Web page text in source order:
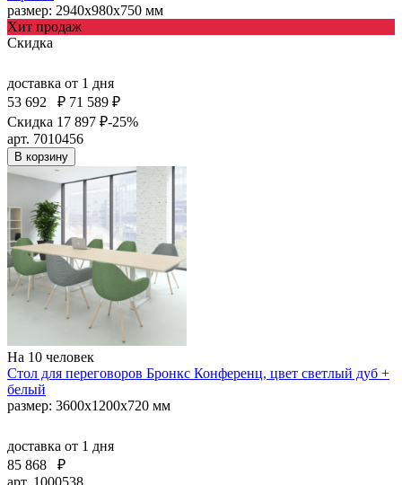
размер: 2940х980х750 мм
Хит продаж
Скидка
доставка от 1 дня
53 692
₽ 71 589 ₽
Скидка 17 897 ₽-25%
арт. 7010456
В корзину
На 10 человек
Стол для переговоров Бронкс Конференц, цвет светлый дуб +
белый
размер: 3600х1200х720 мм
доставка от 1 дня
85 868
₽
арт. 1000538